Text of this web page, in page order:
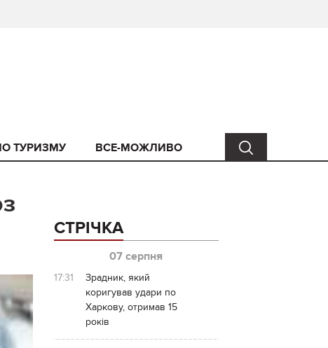
ТУРИЗМУ ВСЕ-МОЖЛИВО
СТРІЧКА
07 серпня
17:31
Зрадник, який
коригував удари по
Харкову, отримав 15
років